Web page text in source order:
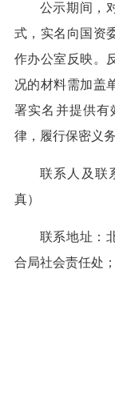
公示期间，
式，实名向国资
作办公室反映。
况的材料需加盖
署实名并提供有
律，履行保密义
联系人及联
真）
联系地址：
合局社会责任处
国资